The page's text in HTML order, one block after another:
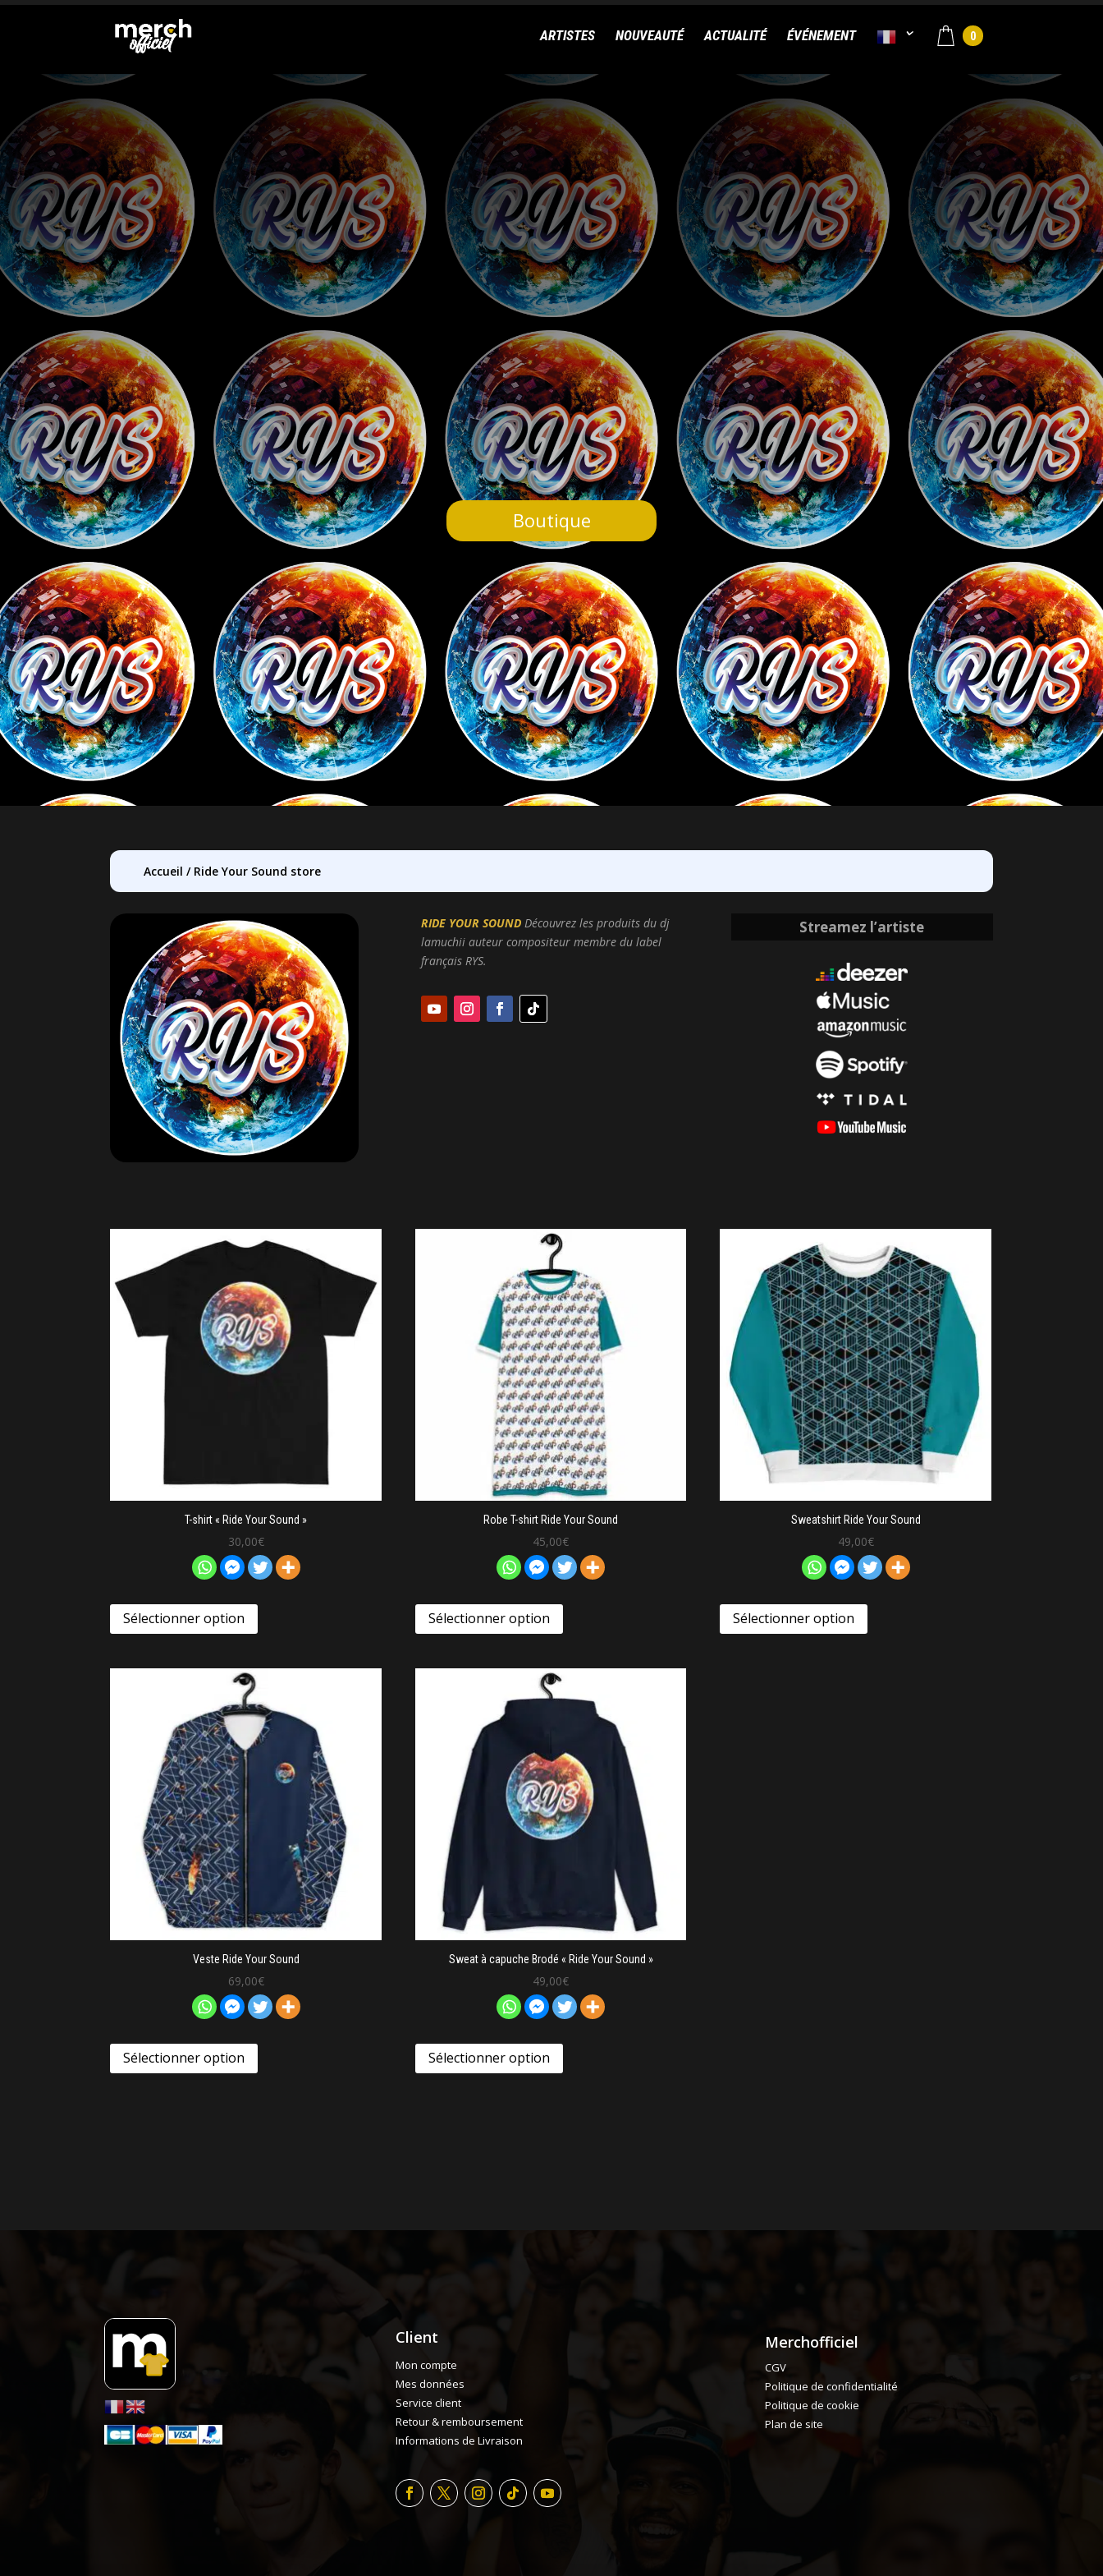
ARTISTES NOUVEAUTÉ ACTUALITÉ ÉVÉNEMENT 0
Boutique
Accueil / Ride Your Sound store
RIDE YOUR SOUNDDécouvrez les produits du dj
lamuchii auteur compositeur membre du label
français RYS.
Streamez l’artiste
T-shirt « Ride Your Sound »
30,00€
Sélectionner option
Robe T-shirt Ride Your Sound
45,00€
Sélectionner option
Sweatshirt Ride Your Sound
49,00€
Sélectionner option
Veste Ride Your Sound
69,00€
Sélectionner option
Sweat à capuche Brodé « Ride Your Sound »
49,00€
Sélectionner option
Client
Mon compte
Mes données
Service client
Retour & remboursement
Informations de Livraison
Merchofficiel
CGV
Politique de confidentialité
Politique de cookie
Plan de site